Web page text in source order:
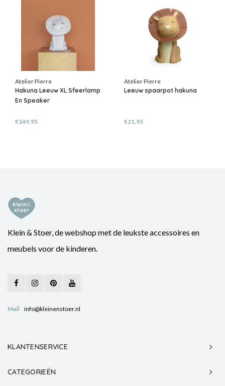
Atelier Pierre
Hakuna Leeuw XL Sfeerlamp
En Speaker
€149,95
Atelier Pierre
Leeuw spaarpot hakuna
€21,95
Klein & Stoer, de webshop met de leukste accessoires en
meubels voor de kinderen.
Mail info@kleinenstoer.nl
KLANTENSERVICE
CATEGORIEËN